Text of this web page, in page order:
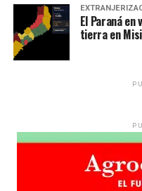
El Paraná
tierra en